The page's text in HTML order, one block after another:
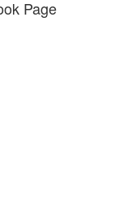
Page